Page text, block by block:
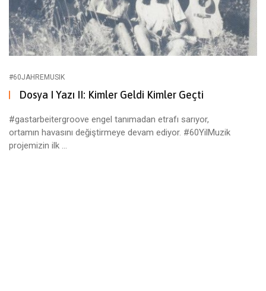
#60JAHREMUSIK
Dosya I Yazı II: Kimler Geldi Kimler Geçti
#gastarbeitergroove engel tanımadan etrafı sarıyor,
ortamın havasını değiştirmeye devam ediyor. #60YilMuzik
projemizin ilk ...